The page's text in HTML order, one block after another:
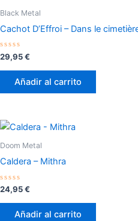
Black Metal
Cachot D’Effroi – Dans le
Valorado
con
0
29,95€
Añadir al carrito
Doom Metal
Caldera – Mithra
Valorado
con
0
24,95€
Añadir al carrito